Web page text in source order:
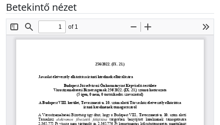
Betekintő nézet